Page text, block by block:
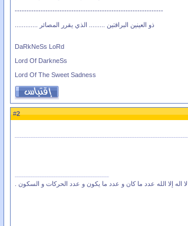
---------------------------------------------------------------
ذو العينين البراقتين ......... الذي يقرر المصائر .............
DaRkNeSs LoRd
Lord Of DarkneSs
Lord Of The Sweet Sadness
#
2
لا اله إلا الله عدد ما كان و عدد ما يكون و عدد الحركات و السكون .